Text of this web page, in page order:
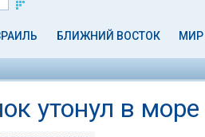
БЛИЖНИЙ ВОСТОК МИР
утонул в